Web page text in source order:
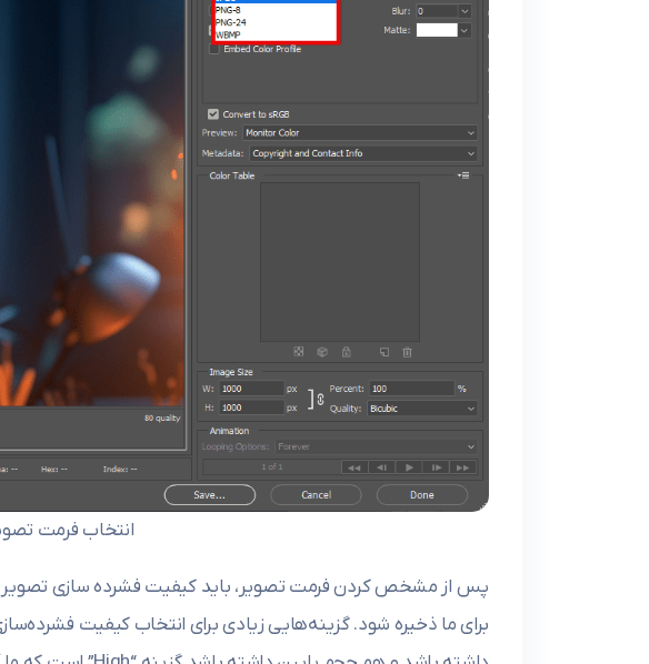
انتخاب فرمت
پس از مشخص کردن فرمت تصویر، باید کیفیت فشرده سازی تصویر را
برای ما ذخیره شود. گزینه‌هایی زیادی برای انتخاب کیفیت